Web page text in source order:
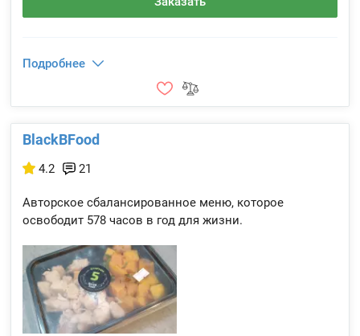
Подробнее
BlackBFood
4.2 21
Авторское сбалансированное меню, которое
освободит 578 часов в год для жизни.